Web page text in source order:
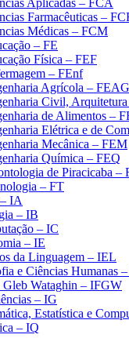
Aplicadas – FCA
Farmacêuticas –
Médicas – FCM
– FE
Física – FEF
– FEnf
Agrícola –
Civil,
de Alimentos –
Elétrica e de
Mecânica – FEM
Química – FEQ
de Piracicaba –
– FT
IA
– IB
– IC
– IE
da Linguagem – IEL
e Ciências Humanas
Gleb Wataghin – IFGW
– IG
Estatística e
– IQ